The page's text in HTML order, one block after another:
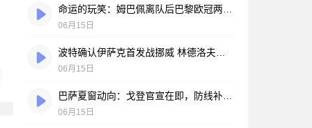
06月15日
06月15日
06月15日